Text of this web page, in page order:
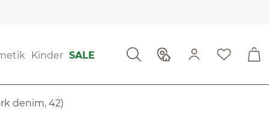
Kinder SALE
denim, 42)